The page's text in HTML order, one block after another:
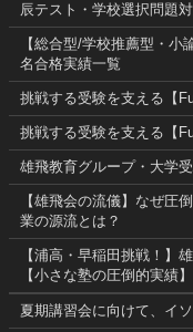
辰テスト・学校選択問題
【総合型/学校推薦型・
名合格実績一覧
挑戦する受験を支える【
挑戦する受験を支える【
雄飛教育グループ・大学
【雄飛会の流儀】なぜ圧
業の源流とは？
【浦高・早稲田挑戦！】
【小さな塾の圧倒的実績】
夏期講習会に向けて、イ